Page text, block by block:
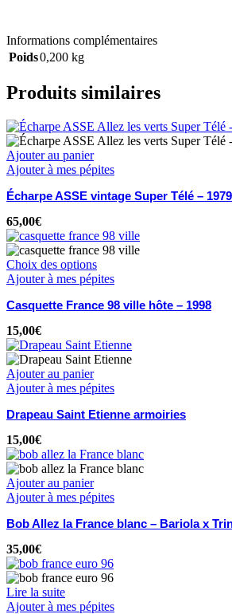
Informations complémentaires
Poids0,200 kg
Produits similaires
Ajouter au panier
Ajouter à mes pépites
Écharpe ASSE vintage Super Télé – 1979
65,00€
Choix des options
Ajouter à mes pépites
Casquette France 98 ville hôte – 1998
15,00€
Ajouter au panier
Ajouter à mes pépites
Drapeau Saint Etienne armoiries
15,00€
Ajouter au panier
Ajouter à mes pépites
Bob Allez la France blanc – Bariola x
35,00€
Lire la suite
Ajouter à mes pépites